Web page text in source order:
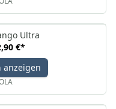
Ultra
€*
anzeigen